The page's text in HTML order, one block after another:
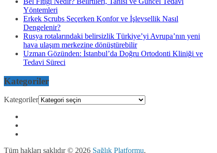
Yöntemleri
Erkek Scrubs Seçerken Konfor ve İşlevsellik Nasıl
Dengelenir?
Rusya rotalarındaki belirsizlik Türkiye’yi Avrupa’nın yeni
hava ulaşım merkezine dönüştürebilir
Uzman Gözünden: İstanbul’da Doğru Ortodonti Kliniği ve
Tedavi Süreci
Kategoriler
Kategoriler
Tüm hakları saklıdır © 2026 Sağlık Platformu.